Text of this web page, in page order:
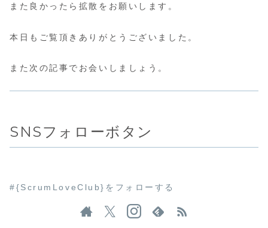
また良かったら拡散をお願いします。
本日もご覧頂きありがとうございました。
また次の記事でお会いしましょう。
SNSフォローボタン
#{ScrumLoveClub}をフォローする